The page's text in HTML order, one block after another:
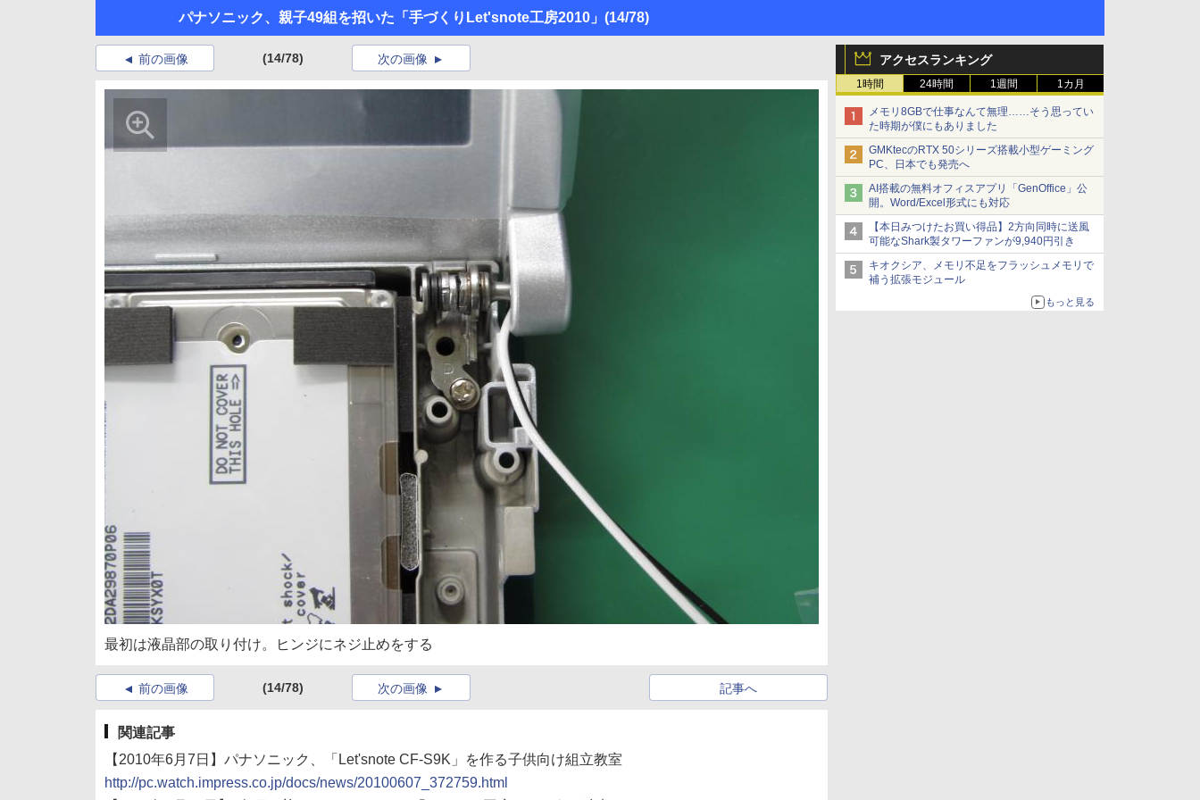
パナソニック、親子49組を招いた「手づくりLet'snote工房2010」 (14/78)
アクセスランキング
1時間 24時間 1週間 1カ月
メモリ8GBで仕事なんて無理……そう思ってい
た時期が僕にもありました
GMKtecのRTX 50シリーズ搭載小型ゲーミング
PC、日本でも発売へ
AI搭載の無料オフィスアプリ「GenOffice」公
開。Word/Excel形式にも対応
【本日みつけたお買い得品】2方向同時に送風
可能なShark製タワーファンが9,940円引き
キオクシア、メモリ不足をフラッシュメモリで
補う拡張モジュール
もっと見る
前の画像 (14/78) 次の画像
最初は液晶部の取り付け。ヒンジにネジ止めをする
前の画像 (14/78) 記事へ
次の画像
関連記事
【2010年6月7日】パナソニック、「Let'snote CF-S9K」を作る子供向け組立教室
http://pc.watch.impress.co.jp/docs/news/20100607_372759.html